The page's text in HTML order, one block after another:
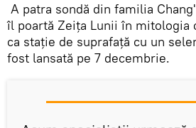
A patra sondă din familia
îl poartă Zeița Lunii în mitologia
ca stație de suprafață cu un
fost lansată pe 7 decembrie.